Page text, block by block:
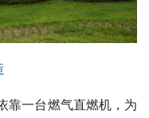
靠一台燃气直燃机，为